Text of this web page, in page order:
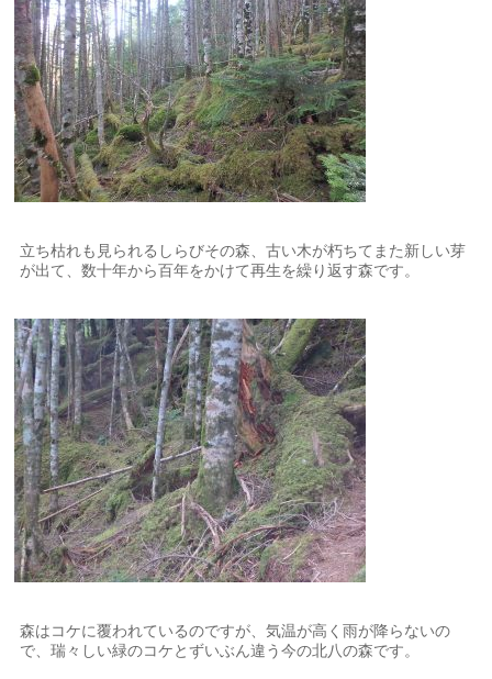
立ち枯れも見られるしらびその森、古い木が朽ちてまた新しい芽
が出て、数十年から百年をかけて再生を繰り返す森です。
森はコケに覆われているのですが、気温が高く雨が降らないの
で、瑞々しい緑のコケとずいぶん違う今の北八の森です。